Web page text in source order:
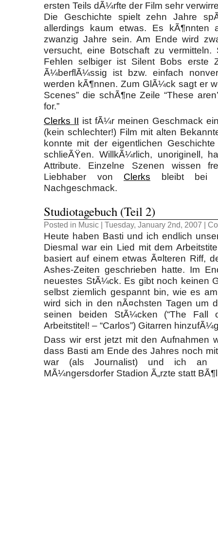
ersten Teils dÃ¼rfte der Film sehr
Die Geschichte spielt zehn Jahre
allerdings kaum etwas. Es kÃ¶nnten
zwanzig Jahre sein. Am Ende wird
versucht, eine Botschaft zu
Fehlen selbiger ist Silent Bobs erste
Ã¼berflÃ¼ssig ist bzw. einfach
werden kÃ¶nnen. Zum GlÃ¼ck sagt er
Scenes” die schÃ¶ne Zeile “These
for.”
Clerks II ist fÃ¼r meinen Geschmack
(kein schlechter!) Film mit alten
konnte mit der eigentlichen
schlieÃŸen. WillkÃ¼rlich, unoriginell,
Attribute. Einzelne Szenen wissen
Liebhaber von Clerks bleibt bei
Nachgeschmack.
Studiotagebuch (Teil 2)
Posted in Music | Tuesday, January 2nd, 2007 |
Heute haben Basti und ich endlich
Diesmal war ein Lied mit dem
basiert auf einem etwas Ã¤lteren Riff,
Ashes-Zeiten geschrieben hatte. Im
neuestes StÃ¼ck. Es gibt noch keinen
selbst ziemlich gespannt bin, wie es
wird sich in den nÃ¤chsten Tagen um
seinen beiden StÃ¼cken (“The Fall
Arbeitstitel! – “Carlos”) Gitarren
Dass wir erst jetzt mit den Aufnahmen
dass Basti am Ende des Jahres noch
war (als Journalist) und ich an
MÃ¼ngersdorfer Stadion Ã„rzte statt